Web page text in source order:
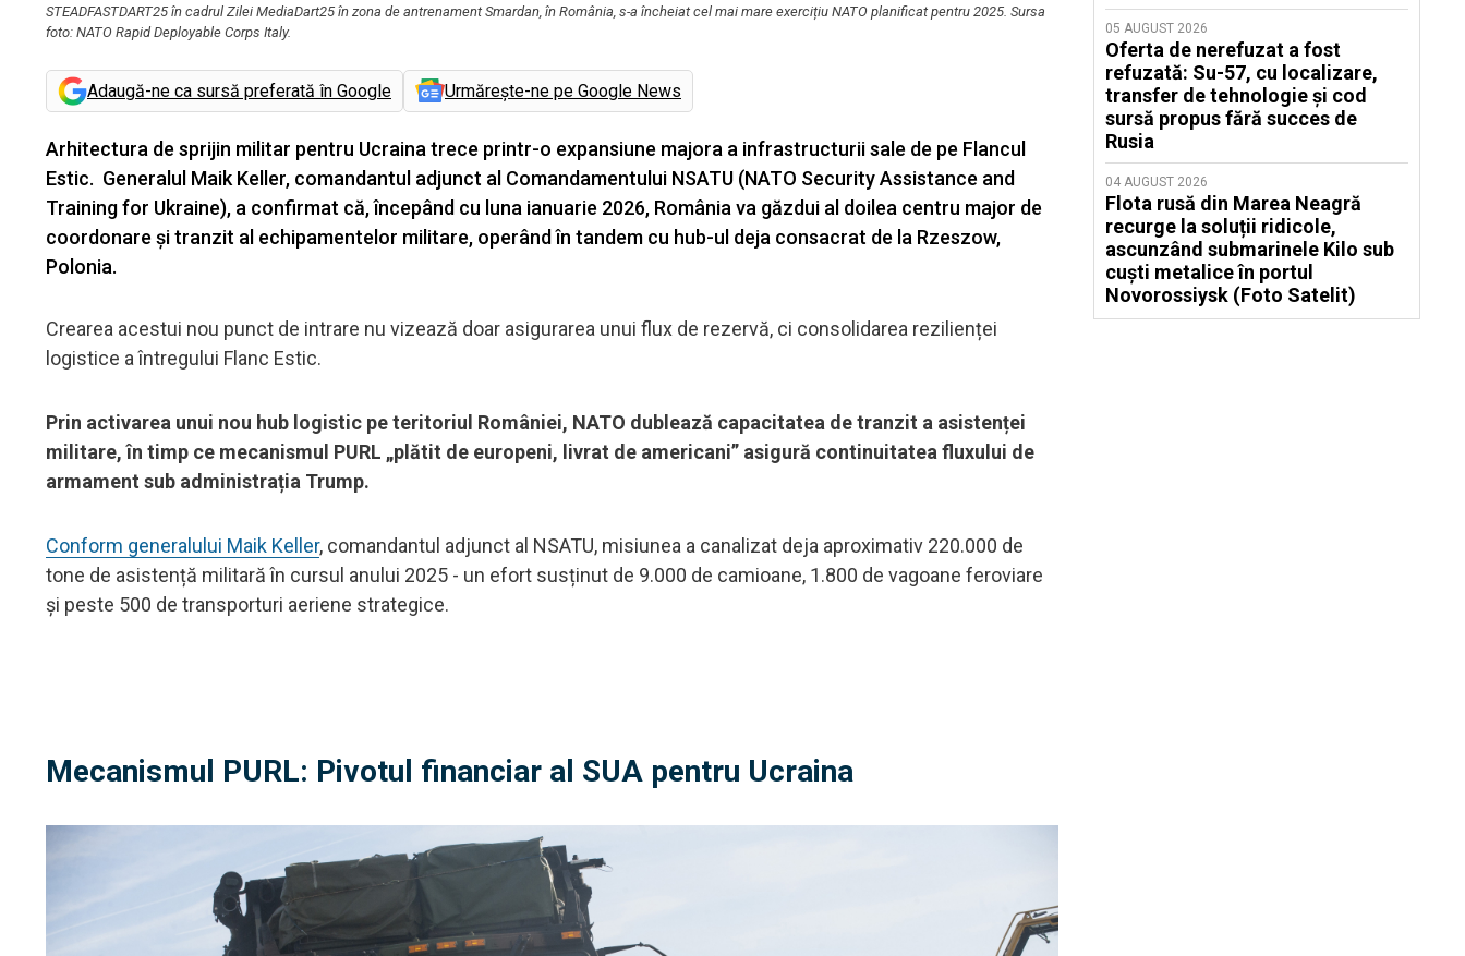
STEADFASTDART25 în cadrul Zilei MediaDart25 în zona de antrenament Smardan, în România, s-a încheiat cel mai mare exercițiu NATO planificat pentru 2025. Sursa
foto: NATO Rapid Deployable Corps Italy.
Adaugă-ne ca sursă preferată în Google Urmărește-ne pe Google News
Arhitectura de sprijin militar pentru Ucraina trece printr-o expansiune majora a infrastructurii sale de pe Flancul
Estic. Generalul Maik Keller, comandantul adjunct al Comandamentului NSATU (NATO Security Assistance and
Training for Ukraine), a confirmat că, începând cu luna ianuarie 2026, România va găzdui al doilea centru major de
coordonare și tranzit al echipamentelor militare, operând în tandem cu hub-ul deja consacrat de la Rzeszow,
Polonia.
Crearea acestui nou punct de intrare nu vizează doar asigurarea unui flux de rezervă, ci consolidarea rezilienței
logistice a întregului Flanc Estic.
Prin activarea unui nou hub logistic pe teritoriul României, NATO dublează capacitatea de tranzit a asistenței
militare, în timp ce mecanismul PURL „plătit de europeni, livrat de americani” asigură continuitatea fluxului de
armament sub administrația Trump.
Conform generalului Maik Keller, comandantul adjunct al NSATU, misiunea a canalizat deja aproximativ 220.000 de
tone de asistență militară în cursul anului 2025 - un efort susținut de 9.000 de camioane, 1.800 de vagoane feroviare
și peste 500 de transporturi aeriene strategice.
Mecanismul PURL: Pivotul financiar al SUA pentru Ucraina
05 AUGUST 2026
Oferta de nerefuzat a fost
refuzată: Su-57, cu localizare,
transfer de tehnologie și cod
sursă propus fără succes de
Rusia
04 AUGUST 2026
Flota rusă din Marea Neagră
recurge la soluții ridicole,
ascunzând submarinele Kilo sub
cuști metalice în portul
Novorossiysk (Foto Satelit)